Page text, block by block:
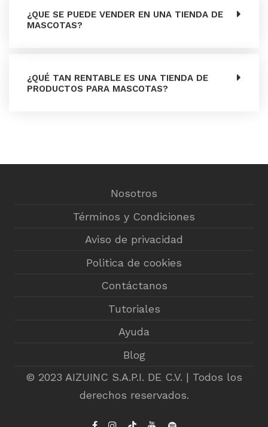
¿QUE SE PUEDE VENDER EN UNA TIENDA DE
MASCOTAS?
¿QUÉ TAN RENTABLE ES UNA TIENDA DE
PRODUCTOS PARA MASCOTAS?
Nosotros
Términos y Condiciones
Aviso de privacidad
Politica de cookies
Contáctanos
Tutoriales
Ayuda
Blog
© 2023 AIZUINC S.A.P.I. DE C.V. | Todos los
derechos reservados.